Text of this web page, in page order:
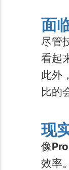
面
尽管
看起
此外
比的
现
像
效率